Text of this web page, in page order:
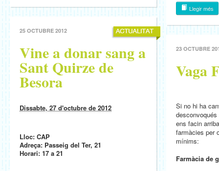
25 OCTUBRE 2012
Vine a donar sang a
Sant Quirze de
Besora
Dissabte, 27 d'octubre de 2012
Lloc: CAP
Adreça: Passeig del Ter, 21
Horari: 17 a 21
Llegir més
23 OCTUBRE
Vaga
Si no hi ha
ens facin
farmàcies per
mínims:
Farmàcia de